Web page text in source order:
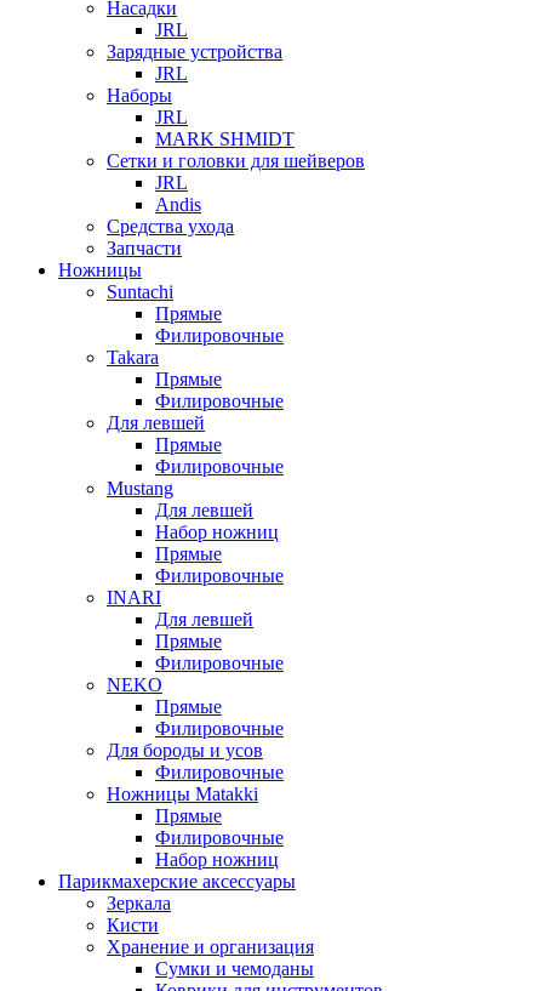
Насадки
JRL
Зарядные устройства
JRL
Наборы
JRL
MARK SHMIDT
Сетки и головки для шейверов
JRL
Andis
Средства ухода
Запчасти
Ножницы
Suntachi
Прямые
Филировочные
Takara
Прямые
Филировочные
Для левшей
Прямые
Филировочные
Mustang
Для левшей
Набор ножниц
Прямые
Филировочные
INARI
Для левшей
Прямые
Филировочные
NEKO
Прямые
Филировочные
Для бороды и усов
Филировочные
Ножницы Matakki
Прямые
Филировочные
Набор ножниц
Парикмахерские аксессуары
Зеркала
Кисти
Хранение и организация
Сумки и чемоданы